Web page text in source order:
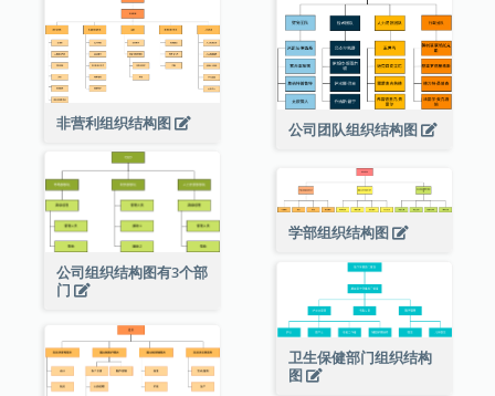
公司团队组织结构图
非营利组织结构图
公司组织结构图有3个部
门
学部组织结构图
卫生保健部门组织结构
图